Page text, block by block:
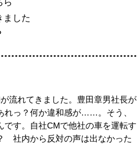
ました
流れてきました。豊田章男社長が
れっ？何か違和感が……。そう、
す。自社CMで他社の車を運転す
社内から反対の声は出なかった